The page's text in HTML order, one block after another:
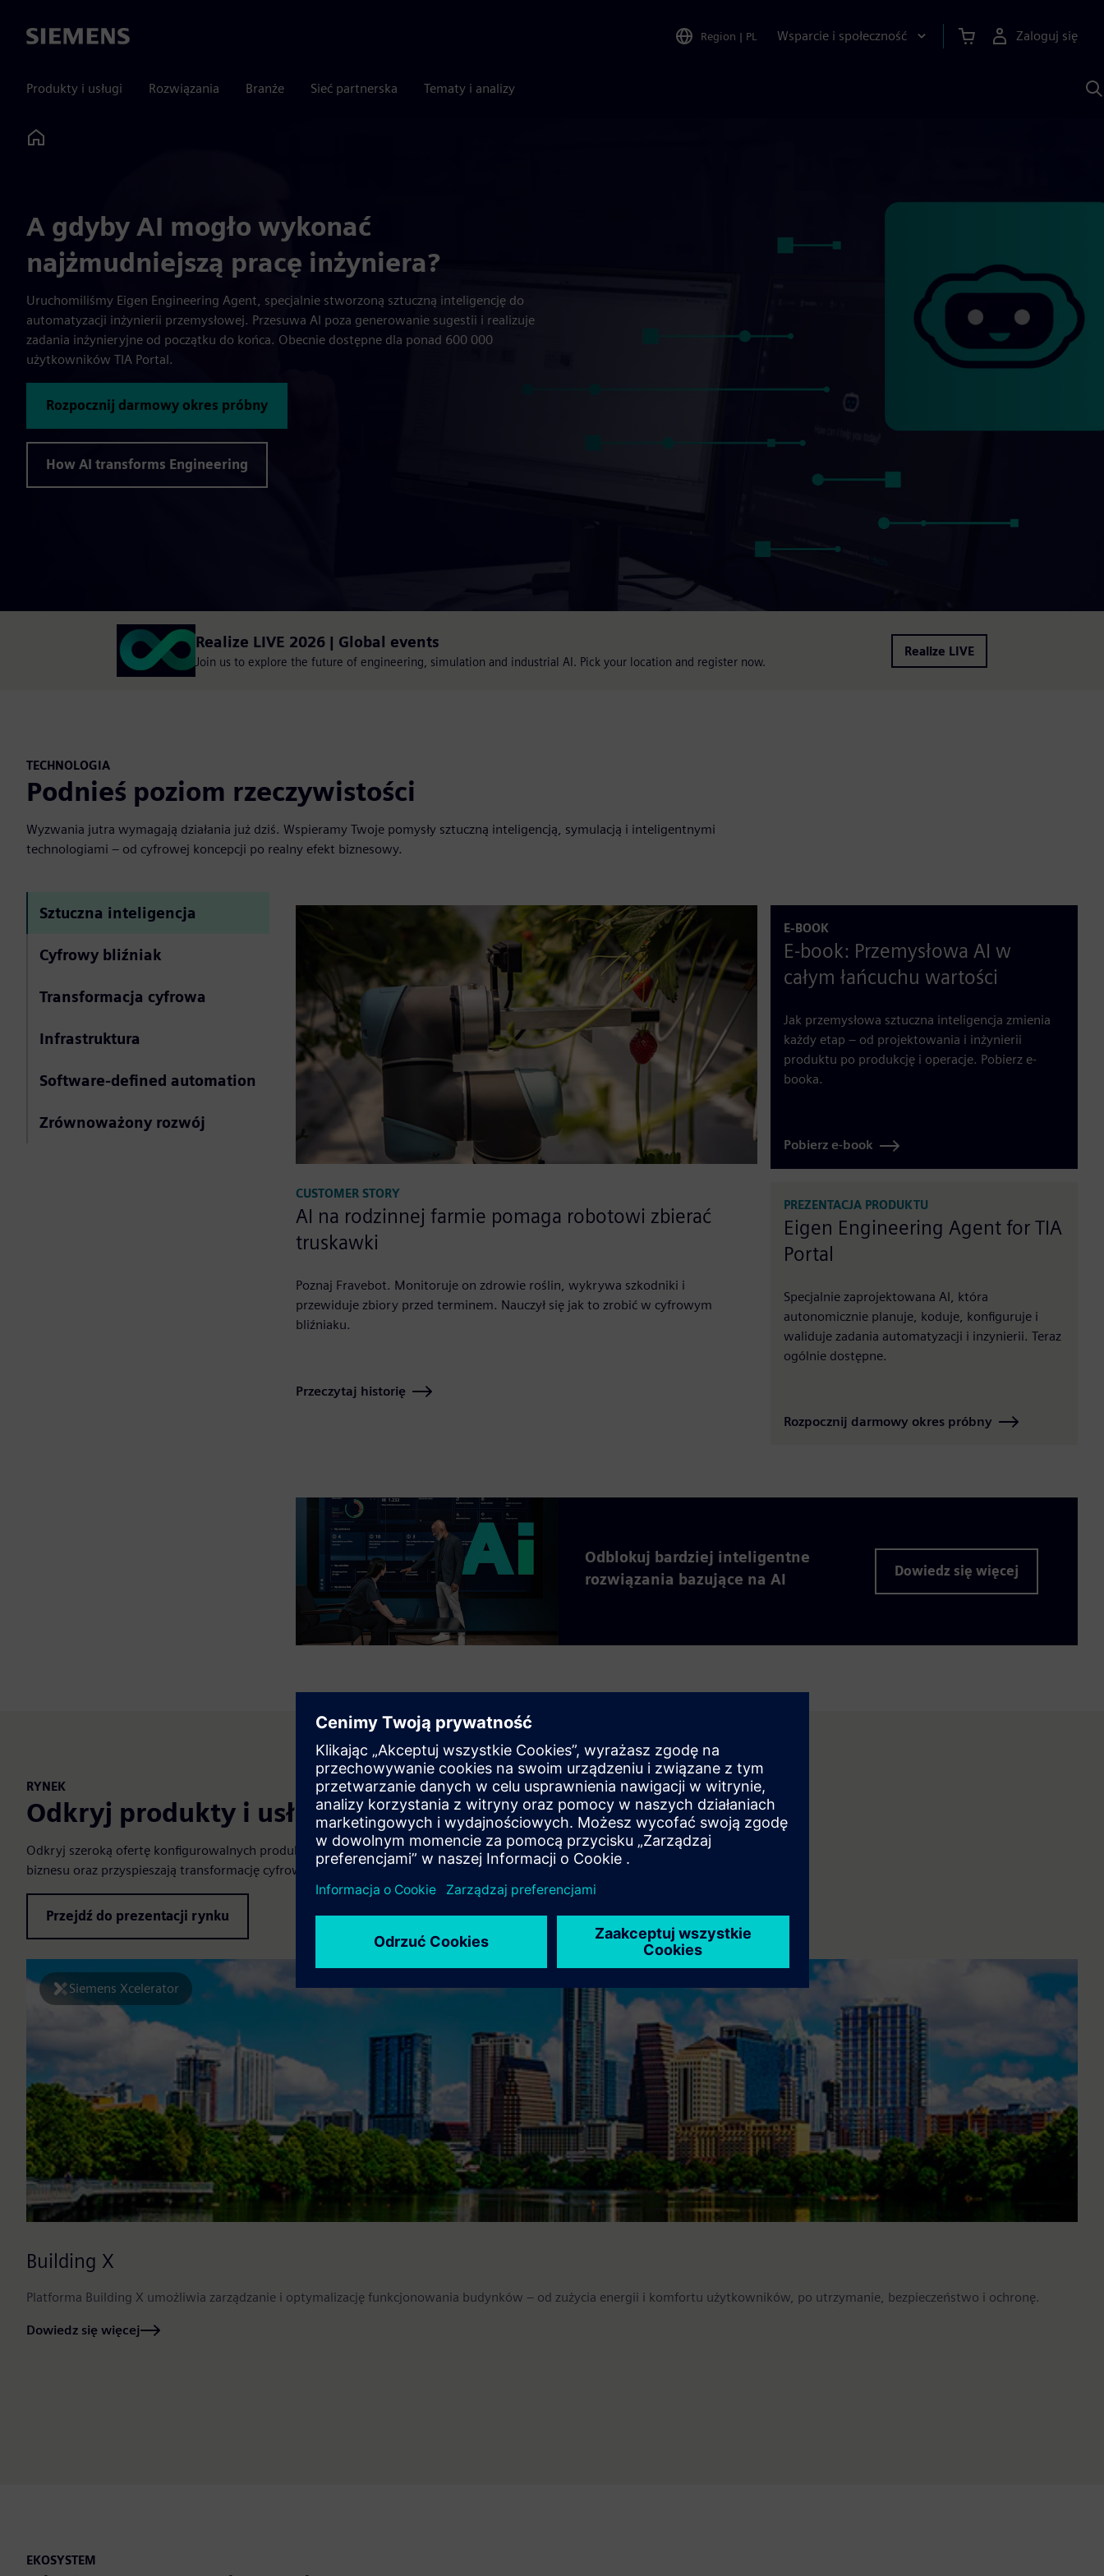
Siemens Region | PL Wsparcie i społeczność Zaloguj się
Produkty i usługi Rozwiązania Branże Sieć partnerska Tematy i analizy
Home
A gdyby AI mogło wykonać
najżmudniejszą pracę inżyniera?
Uruchomiliśmy Eigen Engineering Agent, specjalnie stworzoną sztuczną inteligencję do
automatyzacji inżynierii przemysłowej. Przesuwa AI poza generowanie sugestii i realizuje
zadania inżynieryjne od początku do końca. Obecnie dostępne dla ponad 600 000
użytkowników TIA Portal.
Rozpocznij darmowy okres próbny
How AI transforms Engineering
Realize LIVE 2026 | Global events
Join us to explore the future of engineering, simulation and industrial AI. Pick your location and register now.
Realize LIVE
TECHNOLOGIA
Podnieś poziom rzeczywistości
Wyzwania jutra wymagają działania już dziś. Wspieramy Twoje pomysły sztuczną inteligencją, symulacją i inteligentnymi
technologiami – od cyfrowej koncepcji po realny efekt biznesowy.
Sztuczna inteligencja
Cyfrowy bliźniak
Transformacja cyfrowa
Infrastruktura
Software-defined automation
Zrównoważony rozwój
CUSTOMER STORY
AI na rodzinnej farmie pomaga robotowi zbierać
truskawki
Poznaj Fravebot. Monitoruje on zdrowie roślin, wykrywa szkodniki i
przewiduje zbiory przed terminem. Nauczył się jak to zrobić w cyfrowym
bliźniaku.
Przeczytaj historię
E-BOOK
E-book: Przemysłowa AI w
całym łańcuchu wartości
Jak przemysłowa sztuczna inteligencja zmienia
każdy etap – od projektowania i inżynierii
produktu po produkcję i operacje. Pobierz e-
booka.
Pobierz e-book
PREZENTACJA PRODUKTU
Eigen Engineering Agent for TIA
Portal
Specjalnie zaprojektowana AI, która
autonomicznie planuje, koduje, konfiguruje i
waliduje zadania automatyzacji i inzynierii. Teraz
ogólnie dostępne.
Rozpocznij darmowy okres próbny
Odblokuj bardziej inteligentne
rozwiązania bazujące na AI
Dowiedz się więcej
RYNEK
Odkryj produkty i usługi
Odkryj szeroką ofertę konfigurowalnych produktów, usług i rozwiązań, które wspierają innowacyjność i rozwój Twojego
biznesu oraz przyspieszają transformację cyfrową.
Przejdź do prezentacji rynku
Siemens Xcelerator
Building X
Platforma Building X umożliwia zarządzanie i optymalizację funkcjonowania budynków – od zużycia energii i komfortu użytkowników, po utrzymanie, bezpieczeństwo i ochronę.
Dowiedz się więcej
EKOSYSTEM